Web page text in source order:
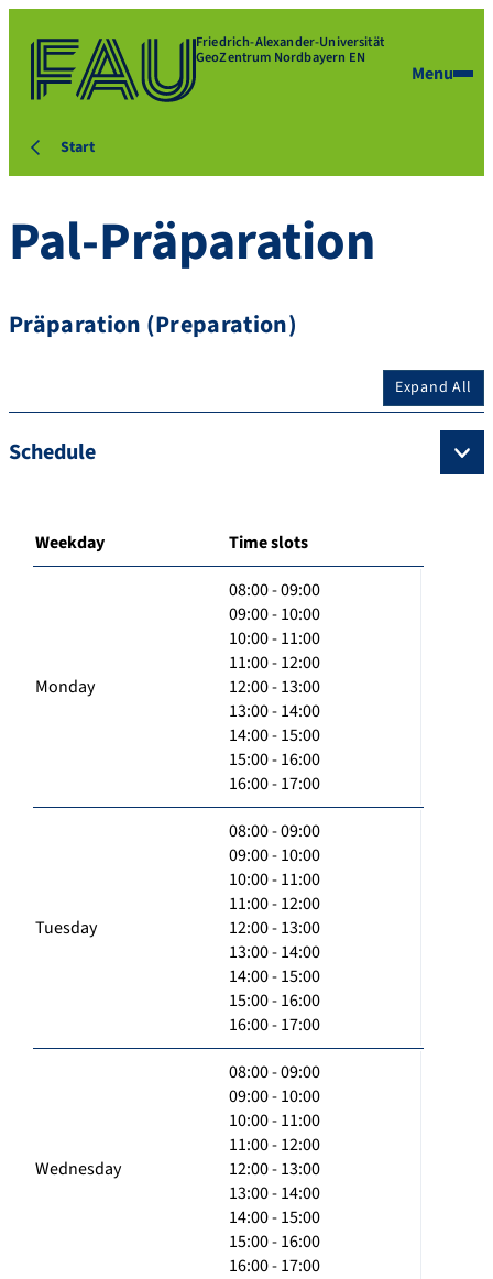
Friedrich-Alexander-Universität
GeoZentrum Nordbayern EN
Menu
Start
Pal-Präparation
Präparation (Preparation)
Expand All
Schedule
Weekday Time slots
Monday
08:00 - 09:00
09:00 - 10:00
10:00 - 11:00
11:00 - 12:00
12:00 - 13:00
13:00 - 14:00
14:00 - 15:00
15:00 - 16:00
16:00 - 17:00
Tuesday
08:00 - 09:00
09:00 - 10:00
10:00 - 11:00
11:00 - 12:00
12:00 - 13:00
13:00 - 14:00
14:00 - 15:00
15:00 - 16:00
16:00 - 17:00
Wednesday
08:00 - 09:00
09:00 - 10:00
10:00 - 11:00
11:00 - 12:00
12:00 - 13:00
13:00 - 14:00
14:00 - 15:00
15:00 - 16:00
16:00 - 17:00